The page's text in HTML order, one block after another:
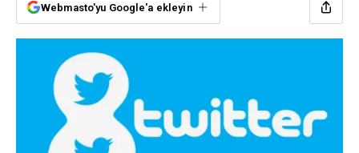
Webmasto'yu Google'a ekleyin